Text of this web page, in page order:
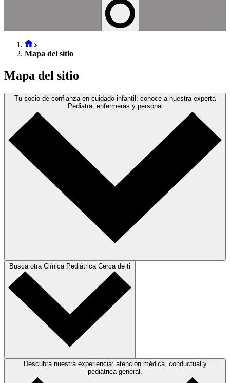
Mapa del sitio
Mapa del sitio
Tu socio de confianza en cuidado infantil: conoce a nuestra experta
Pediatra, enfermeras y personal
Busca otra Clínica Pediátrica Cerca de ti
Descubra nuestra experiencia: atención médica, conductual y
pediátrica general.